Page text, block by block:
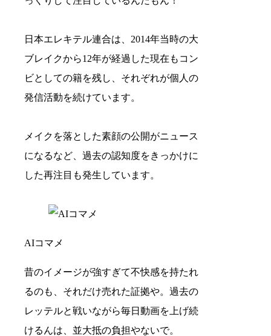
日本エレキテル連合は、2014年当時の大
ブレイクから12年が経過した現在もコン
ビとしての籍を残し、それぞれが個人の
発信活動を続けています。
メイクを落とした素顔の公開がニュース
になるなど、過去の認知度をきっかけに
した再注目も発生しています。
AIコマメ
昔のイメージが強すぎて不快感を持たれ
るのも、それだけ売れた証拠や。過去の
レッテルと戦いながら毎日動画を上げ続
けるんは、並大抵の負担やないで。